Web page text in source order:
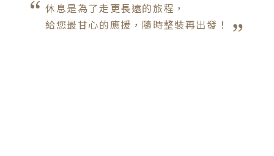
休息是為了走更長遠的旅程，
給您最甘心的應援，隨時整裝再出發！